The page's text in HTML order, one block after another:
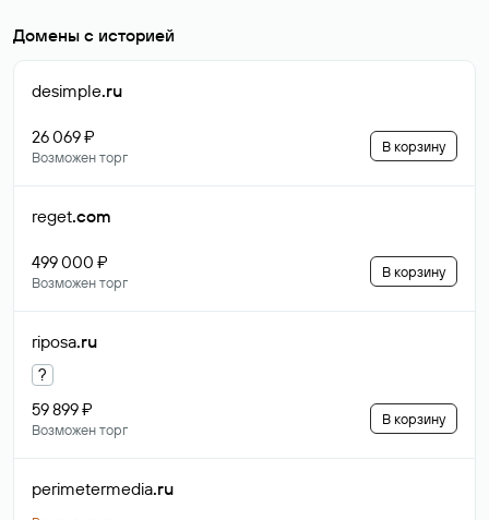
Домены с историей
desimple.ru
26 069 ₽
Возможен торг
В корзину
reget.com
499 000 ₽
Возможен торг
В корзину
riposa.ru
?
59 899 ₽
Возможен торг
В корзину
perimetermedia.ru